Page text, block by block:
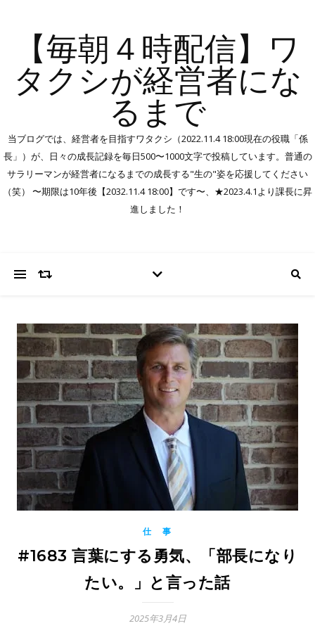
【毎朝４時配信】ワ
タクシが経営者にな
るまで
当ブログでは、経営者を目指すワタクシ（2022.11.4 18:00現在の役職「係
長」）が、日々の成長記録を毎日500〜1000文字で投稿しています。普通の
サラリーマンが経営者になるまでの成長する"生の"姿を応援してください
（笑） 〜期限は10年後【2032.11.4 18:00】です〜、★2023.4.1より課長に昇
進しました！
仕 事
#1683 言葉にする勇気、「部長になり
たい。」と言った話
2025年3月4日